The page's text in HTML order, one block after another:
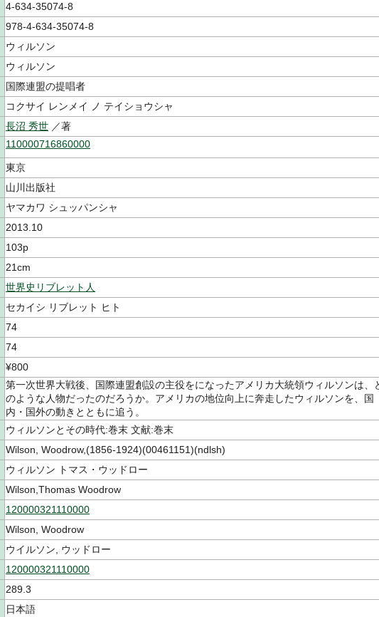
4-634-35074-8
978-4-634-35074-8
ウィルソン
ウィルソン
国際連盟の提唱者
コクサイ レンメイ ノ テイショウシャ
長沼 秀世 ／著
110000716860000
東京
山川出版社
ヤマカワ シュッパンシャ
2013.10
103p
21cm
世界史リブレット人
セカイシ リブレット ヒト
74
74
¥800
第一次世界大戦後、国際連盟創設の主役をになったアメリカ大統領ウィルソンは、
のような人物だったのだろうか。アメリカの地位向上に奔走したウィルソンを、国
内・国外の動きとともに追う。
ウィルソンとその時代:巻末 文献:巻末
Wilson, Woodrow,(1856-1924)(00461151)(ndlsh)
ウィルソン トマス・ウッドロー
Wilson,Thomas Woodrow
120000321110000
Wilson, Woodrow
ウイルソン, ウッドロー
120000321110000
289.3
日本語